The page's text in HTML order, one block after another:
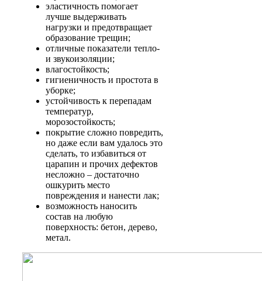
эластичность помогает
лучше выдерживать
нагрузки и предотвращает
образование трещин;
отличные показатели тепло-
и звукоизоляции;
влагостойкость;
гигиеничность и простота в
уборке;
устойчивость к перепадам
температур,
морозостойкость;
покрытие сложно повредить,
но даже если вам удалось это
сделать, то избавиться от
царапин и прочих дефектов
несложно – достаточно
ошкурить место
повреждения и нанести лак;
возможность наносить
состав на любую
поверхность: бетон, дерево,
метал.